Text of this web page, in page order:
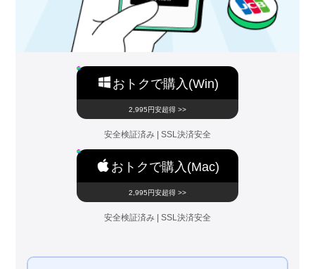
おトクで購入(Win)
2,995円安超得 >>
安全検証済み | SSL決済安全
おトクで購入(Mac)
2,995円安超得 >>
安全検証済み | SSL決済安全